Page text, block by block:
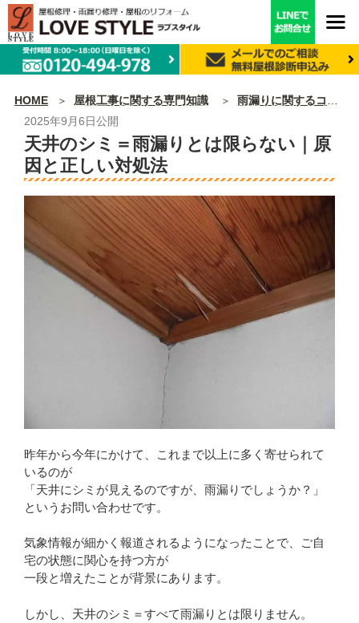
HOME 屋根工事に関する専門知識
雨漏りに関するコラム
2025年9月6日公開
天井のシミ＝雨漏りとは限らない｜原
因と正しい対処法
昨年から今年にかけて、これまで以上に多く寄せられて
いるのが
「天井にシミが見えるのですが、雨漏りでしょうか？」
というお問い合わせです。
気象情報が細かく報道されるようになったことで、ご自
宅の状態に関心を持つ方が
一段と増えたことが背景にあります。
しかし、天井のシミ＝すべて雨漏りとは限りません。